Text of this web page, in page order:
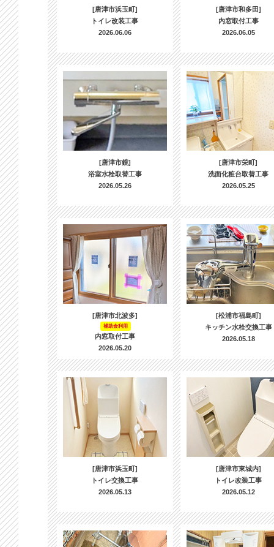
[唐津市浜玉町]
トイレ改装工事
2026.06.06
[唐津市和多田]
内窓取付工事
2026.06.05
[唐津市鏡]
浴室水栓取替工事
2026.05.26
[唐津市栄町]
洗面化粧台取替工事
2026.05.25
[唐津市北波多]
補助金利用
内窓取付工事
2026.05.20
[松浦市福島町]
キッチン水栓交換工事
2026.05.18
[唐津市浜玉町]
トイレ交換工事
2026.05.13
[唐津市東城内]
トイレ改装工事
2026.05.12